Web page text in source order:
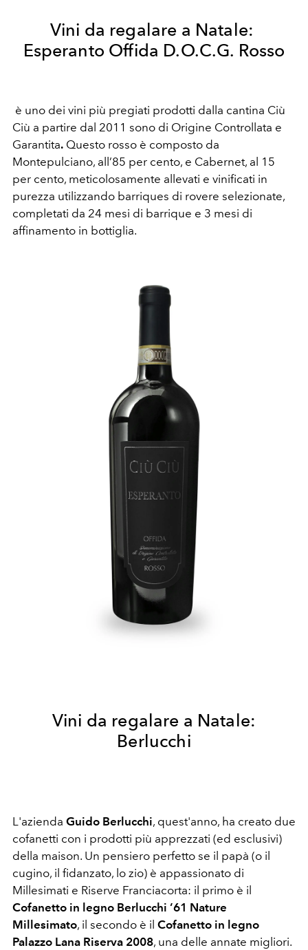
Vini da regalare a Natale:
Esperanto Offida D.O.C.G. Rosso
è uno dei vini più pregiati prodotti dalla cantina Ciù
Ciù a partire dal 2011 sono di Origine Controllata e
Garantita. Questo rosso è composto da
Montepulciano, all’85 per cento, e Cabernet, al 15
per cento, meticolosamente allevati e vinificati in
purezza utilizzando barriques di rovere selezionate,
completati da 24 mesi di barrique e 3 mesi di
affinamento in bottiglia.
Vini da regalare a Natale:
Berlucchi
L'azienda Guido Berlucchi, quest'anno, ha creato due
cofanetti con i prodotti più apprezzati (ed esclusivi)
della maison. Un pensiero perfetto se il papà (o il
cugino, il fidanzato, lo zio) è appassionato di
Millesimati e Riserve Franciacorta: il primo è il
Cofanetto in legno Berlucchi ’61 Nature
Millesimato, il secondo è il Cofanetto in legno
Palazzo Lana Riserva 2008, una delle annate migliori.